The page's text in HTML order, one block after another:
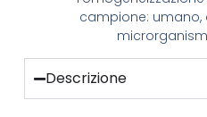
campione: umano,
Descrizione